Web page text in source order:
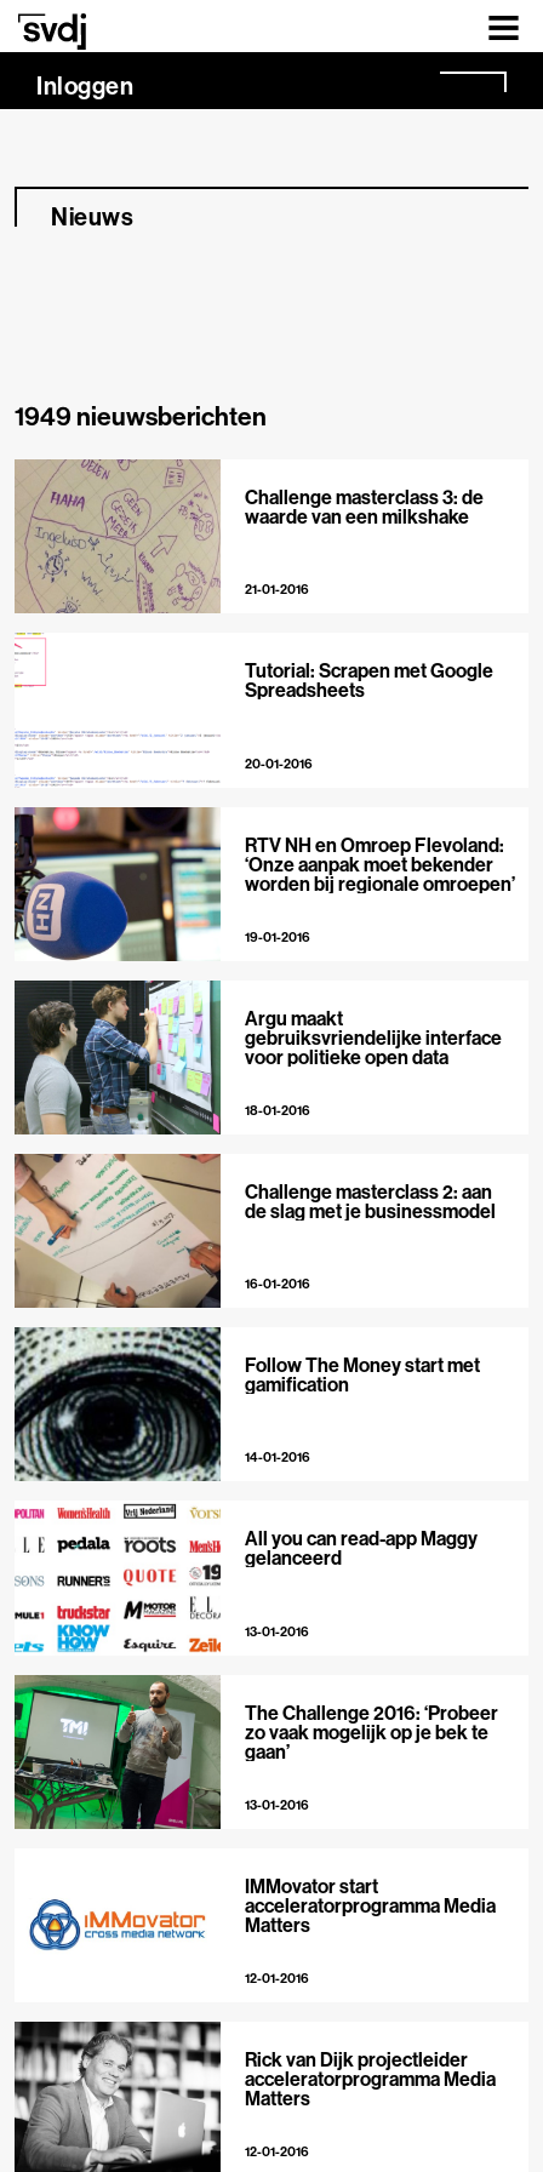
Naar hoofdinhoud
Inloggen
Nieuws
1949 nieuwsberichten
Challenge masterclass 3: de
waarde van een milkshake
21-01-2016
Tutorial: Scrapen met Google
Spreadsheets
20-01-2016
RTV NH en Omroep Flevoland:
‘Onze aanpak moet bekender
worden bij regionale omroepen’
19-01-2016
Argu maakt
gebruiksvriendelijke interface
voor politieke open data
18-01-2016
Challenge masterclass 2: aan
de slag met je businessmodel
16-01-2016
Follow The Money start met
gamification
14-01-2016
All you can read-app Maggy
gelanceerd
13-01-2016
The Challenge 2016: ‘Probeer
zo vaak mogelijk op je bek te
gaan’
13-01-2016
IMMovator start
acceleratorprogramma Media
Matters
12-01-2016
Rick van Dijk projectleider
acceleratorprogramma Media
Matters
12-01-2016